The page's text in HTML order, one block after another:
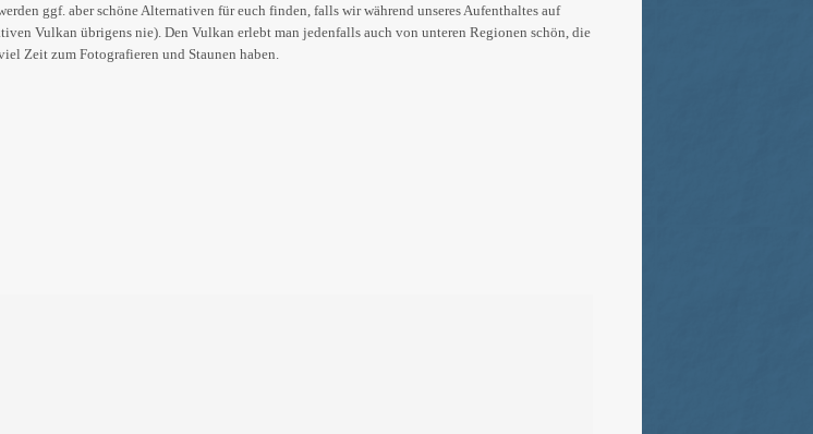
ggf. aber schöne Alternativen für euch finden, falls wir während unseres Aufenthaltes auf
Vulkan übrigens nie). Den Vulkan erlebt man jedenfalls auch von unteren Regionen schön, die
Zeit zum Fotografieren und Staunen haben.